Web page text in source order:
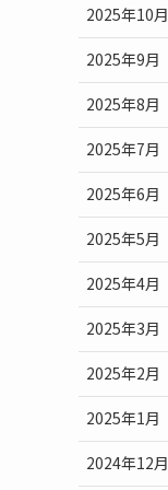
2025年10月
2025年9月
2025年8月
2025年7月
2025年6月
2025年5月
2025年4月
2025年3月
2025年2月
2025年1月
2024年12月